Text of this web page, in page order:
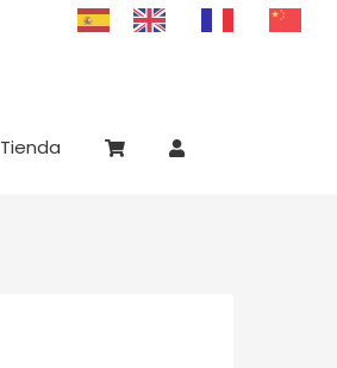
Tienda